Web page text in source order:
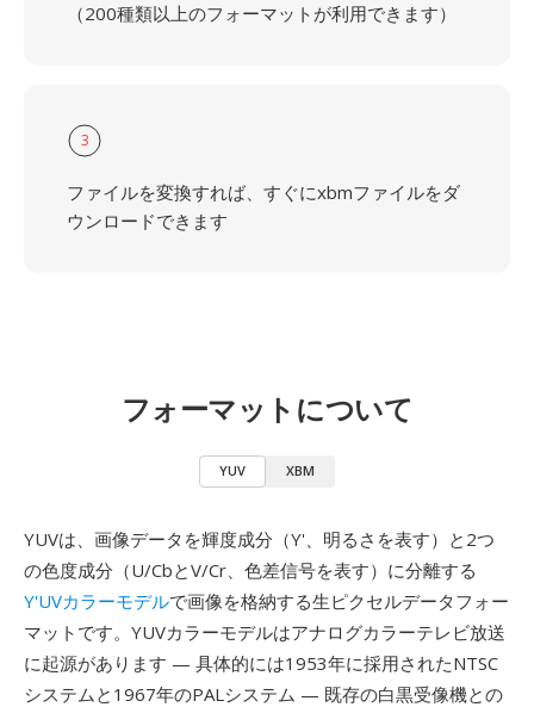
（200種類以上のフォーマットが利用できます）
3
ファイルを変換すれば、すぐにxbmファイルをダ
ウンロードできます
フォーマットについて
YUV XBM
YUVは、画像データを輝度成分（Y'、明るさを表す）と2つ
の色度成分（U/CbとV/Cr、色差信号を表す）に分離する
Y'UVカラーモデルで画像を格納する生ピクセルデータフォー
マットです。YUVカラーモデルはアナログカラーテレビ放送
に起源があります — 具体的には1953年に採用されたNTSC
システムと1967年のPALシステム — 既存の白黒受像機との